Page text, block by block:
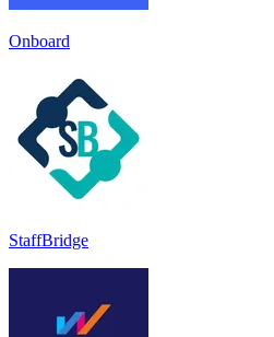
Onboard
StaffBridge